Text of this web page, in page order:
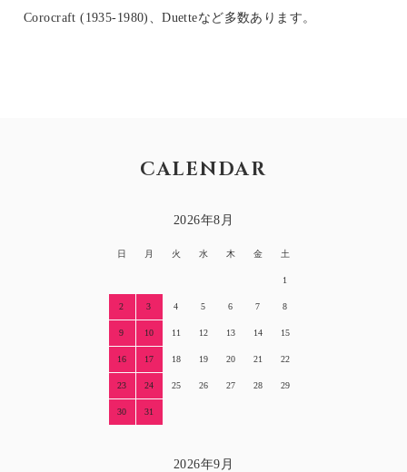
Corocraft (1935-1980)、Duetteなど多数あります。
CALENDAR
2026年8月
日 月 火 水 木 金 土
1
2 3 4 5 6 7 8
9 10 11 12 13 14 15
16 17 18 19 20 21 22
23 24 25 26 27 28 29
30 31
2026年9月